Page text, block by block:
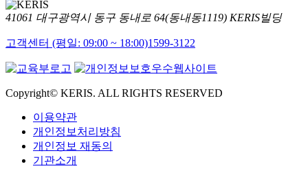
41061 대구광역시 동구 동내로 64(동내동1119) KERIS빌딩
고객센터 (평일: 09:00 ~ 18:00)1599-3122
Copyright© KERIS. ALL RIGHTS RESERVED
이용약관
개인정보처리방침
개인정보 재동의
기관소개